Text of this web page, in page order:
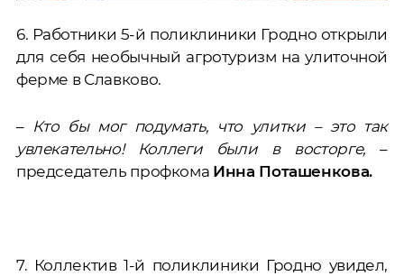
6. Работники 5-й поликлиники Гродно открыли
для себя необычный агротуризм на улиточной
ферме в Славково.
– Кто бы мог подумать, что улитки – это так
увлекательно! Коллеги были в восторге,–
председатель профкома Инна Поташенкова.
7. Коллектив 1-й поликлиники Гродно увидел,